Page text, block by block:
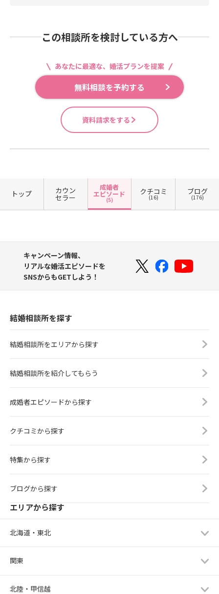
この相談所を検討している方へ
あなたに最適な、婚活プランを提案
無料相談を予約する
資料請求をする
トップ カウン
セラー
成婚者
エピソード
(5)
クチコミ
(16)
ブログ
(176)
キャンペーン情報、
リアルな婚活エピソードを
SNSからもGETしよう！
結婚相談所を探す
結婚相談所をエリアから探す
結婚相談所を紹介してもらう
成婚者エピソードから探す
クチコミから探す
特集から探す
ブログから探す
エリアから探す
北海道・東北
関東
北陸・甲信越